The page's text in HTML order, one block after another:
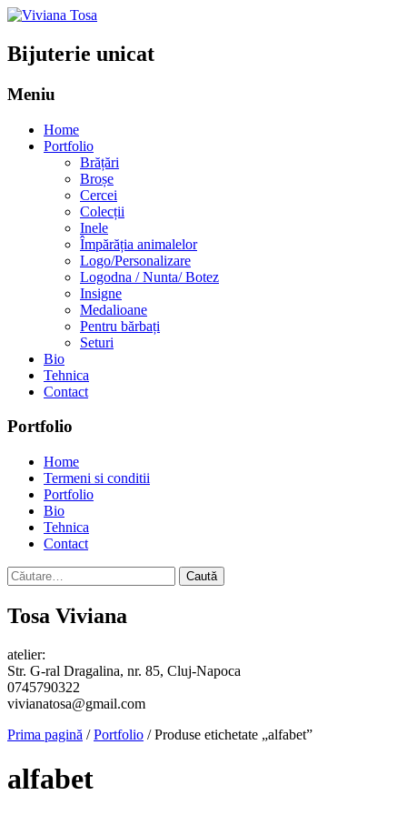
Bijuterie unicat
Meniu
Home
Portfolio
Brățări
Broșe
Cercei
Colecții
Inele
Împărăția animalelor
Logo/Personalizare
Logodna / Nunta/ Botez
Insigne
Medalioane
Pentru bărbați
Seturi
Bio
Tehnica
Contact
Portfolio
Home
Termeni si conditii
Portfolio
Bio
Tehnica
Contact
Caută
după:
Tosa Viviana
atelier:
Str. G-ral Dragalina, nr. 85, Cluj-Napoca
0745790322
vivianatosa@gmail.com
Prima pagină /Portfolio / Produse etichetate „alfabet”
alfabet